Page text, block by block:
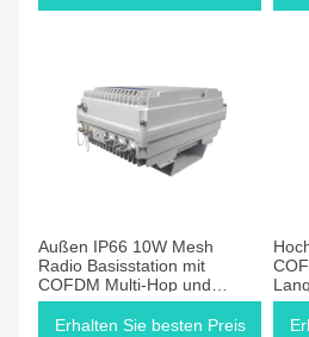
Außen IP66 10W Mesh
Radio Basisstation mit
COFDM Multi-Hop und
52Mbps Übertragung für
Langstreckenübertragung
Erhalten Sie besten Preis